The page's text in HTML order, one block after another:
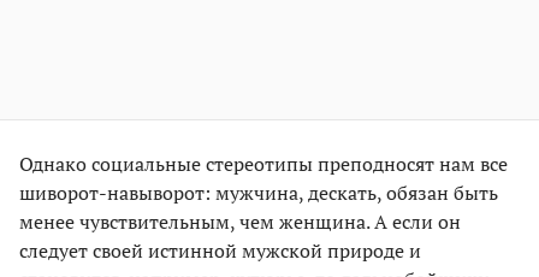
Однако социальные стереотипы преподносят нам все
шиворот-навыворот: мужчина, дескать, обязан быть
менее чувствительным, чем женщина. А если он
следует своей истинной мужской природе и